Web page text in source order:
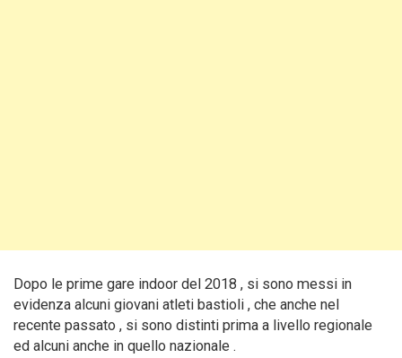
Dopo le prime gare indoor del 2018 , si sono messi in
evidenza alcuni giovani atleti bastioli , che anche nel
recente passato , si sono distinti prima a livello regionale
ed alcuni anche in quello nazionale .